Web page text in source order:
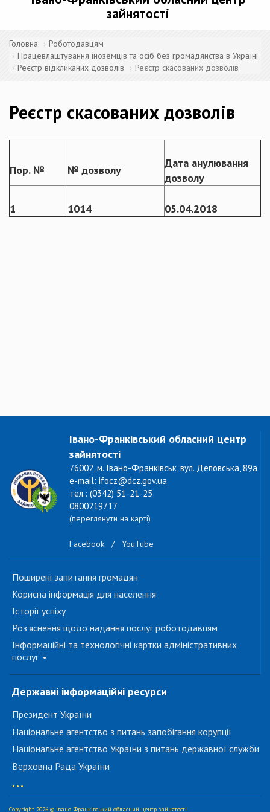
зайнятості
Головна
Роботодавцям
Працевлаштування іноземців та осіб без громадянства в Україні
Реєстр відкликаних дозволів
Реєстр скасованих дозволів
Реєстр скасованих дозволів
Пор. № № дозволу
Дата анулювання
дозволу
1 1014 05.04.2018
Івано-Франківський обласний центр
зайнятості
76002, м. Івано-Франківськ, вул. Деповська, 89а
e-mail: ifocz@dcz.gov.ua
тел.: (0342) 51-21-25
0800219717
(переглянути на карті)
Facebook / YouTube
Поширені запитання громадян
Корисна інформація для населення
Історії успіху
Роз'яснення щодо надання послуг роботодавцям
Інформаційні та технологічні картки адміністративних
послуг
Державні інформаційні ресурси
Президент України
Національне агентство з питань запобігання корупції
Національне агентство України з питань державної служби
Верховна Рада України
...
Copyright 2026 © Івано-Франківський обласний центр зайнятості